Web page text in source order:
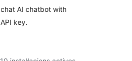
AI chatbot with
key.